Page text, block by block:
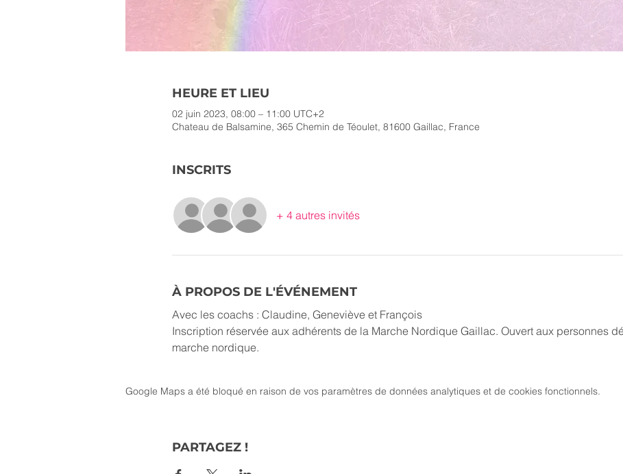
HEURE ET LIEU
02 juin 2023, 08:00 – 11:00 UTC+2
Chateau de Balsamine, 365 Chemin de Téoulet, 81600 Gaillac, France
INSCRITS
+ 4 autres invités
À PROPOS DE L'ÉVÉNEMENT
Avec les coachs : Claudine, Geneviève et François
Inscription réservée aux adhérents de la Marche Nordique Gaillac. Ouvert aux personnes
marche nordique.
Google Maps a été bloqué en raison de vos paramètres de données analytiques et de cookies fonctionnels.
PARTAGEZ !